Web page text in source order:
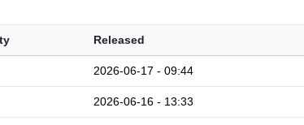
Released
2026-06-17 - 09:44
2026-06-16 - 13:33